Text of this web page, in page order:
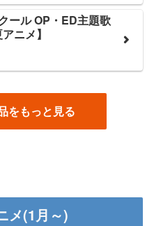
ール OP・ED主題歌
ニメ】
をもっと見る
メ(1月～)